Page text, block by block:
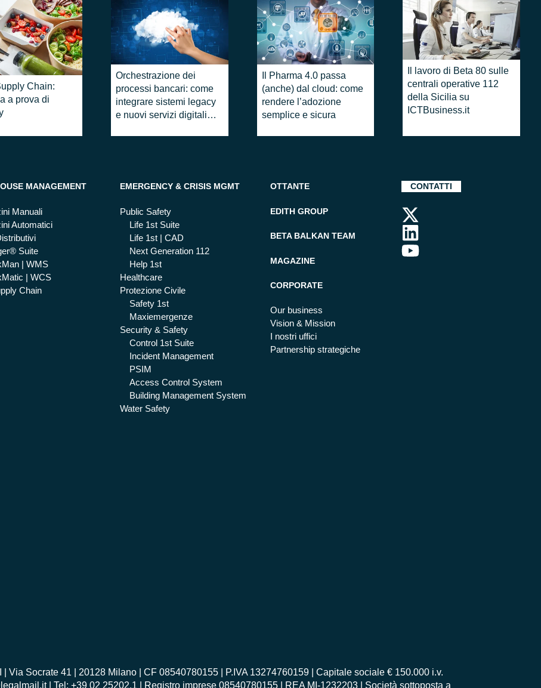
Chain:
a prova di
Orchestrazione dei
processi bancari: come
integrare sistemi legacy
e nuovi servizi digitali in
​Il Pharma 4.0 passa
(anche) dal cloud: come
rendere l’adozione
semplice e sicura
Il lavoro di Beta 80 sulle
centrali operative 112
della Sicilia su
ICTBusiness.it
MANAGEMENT
Manuali
Automatici
Suite
| WMS
| WCS
Chain
EMERGENCY & CRISIS MGMT
Public Safety
Life 1st Suite
Life 1st | CAD
Next Generation 112
Help 1st
Healthcare
Protezione Civile
Safety 1st
Maxiemergenze
Security & Safety
Control 1st Suite
Incident Management
PSIM
Access Control System
Building Management System
Water Safety
OTTANTE
EDITH GROUP
BETA BALKAN TEAM
MAGAZINE
CORPORATE
Our business
Vision & Mission
I nostri uffici
Partnership strategiche
CONTATTI
Via Socrate 41 | 20128 Milano | CF 08540780155 | P.IVA 13274760159 | Capitale sociale € 150.000 i.v.
| Tel: +39 02 25202.1 | Registro imprese 08540780155 | REA MI-1232203 | Società sottoposta a